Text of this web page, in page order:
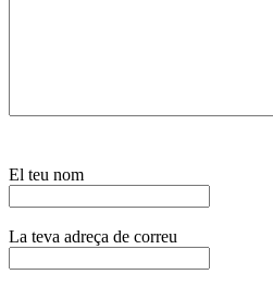
El teu nom
La teva adreça de correu